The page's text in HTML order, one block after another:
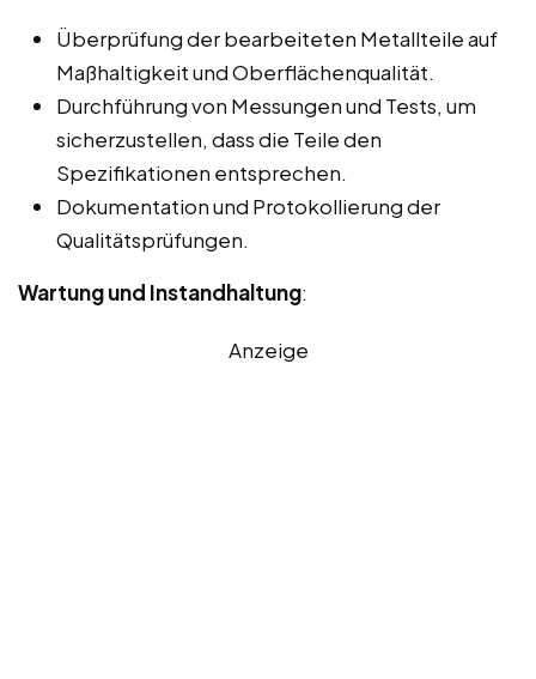
Überprüfung der bearbeiteten Metallteile auf
Maßhaltigkeit und Oberflächenqualität.
Durchführung von Messungen und Tests, um
sicherzustellen, dass die Teile den
Spezifikationen entsprechen.
Dokumentation und Protokollierung der
Qualitätsprüfungen.
Wartung und Instandhaltung:
Anzeige